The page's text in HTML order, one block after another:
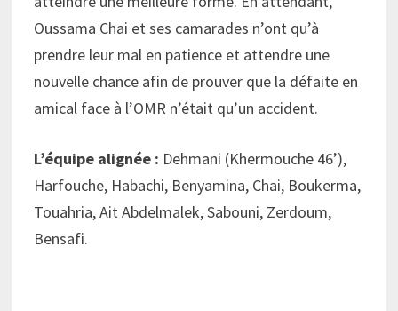
Oussama Chai et ses camarades n’ont qu’à
prendre leur mal en patience et attendre une
nouvelle chance afin de prouver que la défaite en
amical face à l’OMR n’était qu’un accident.
L’équipe alignée : Dehmani (Khermouche 46’),
Harfouche, Habachi, Benyamina, Chai, Boukerma,
Touahria, Ait Abdelmalek, Sabouni, Zerdoum,
Bensafi.